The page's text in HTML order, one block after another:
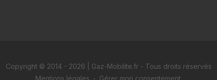
Copyright © 2014 - 2026 | Gaz-Mobilite.fr - Tous droits réservés
Mentions légales - Gérer mon consentement